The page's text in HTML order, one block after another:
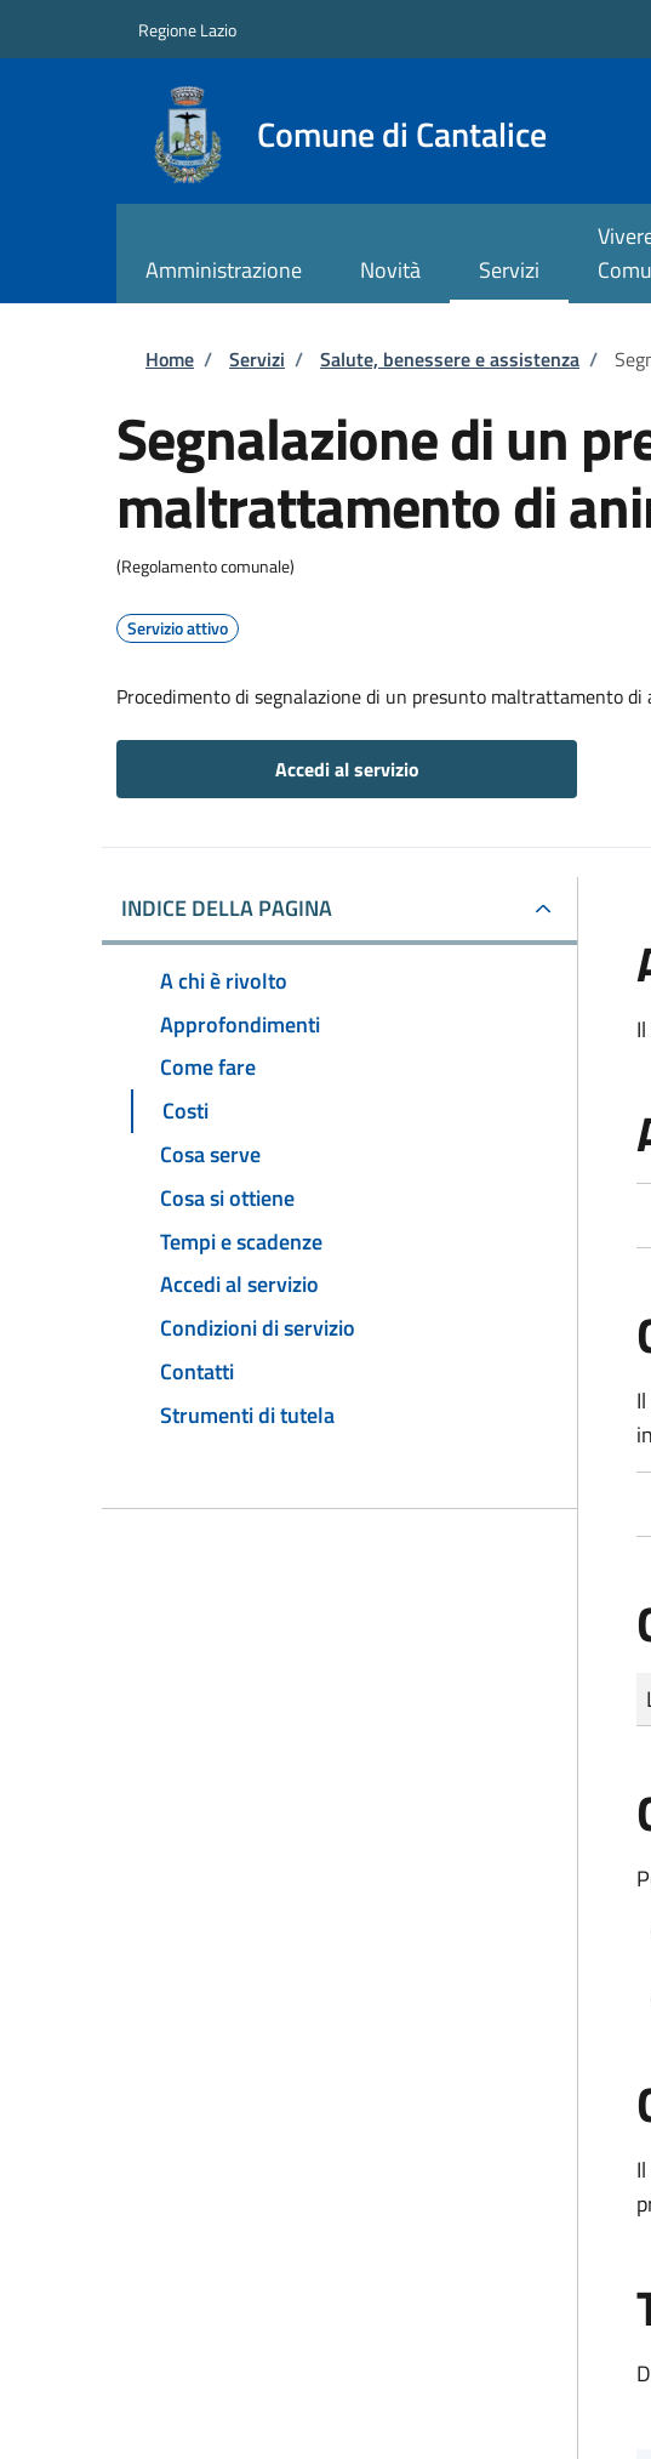
Regione Lazio
Comune di Cantalice
Amministrazione Novità Servizi
Briciole di pane
Home / Servizi / Salute, benessere e assistenza /
Segnalazione di un
maltrattamento di
(Regolamento comunale)
Servizio attivo
Procedimento di segnalazione di un presunto maltrattamento di
Accedi al servizio
INDICE DELLA PAGINA
A chi è rivolto
Approfondimenti
Come fare
Costi
Cosa serve
Cosa si ottiene
Tempi e scadenze
Accedi al servizio
Condizioni di servizio
Contatti
Strumenti di tutela